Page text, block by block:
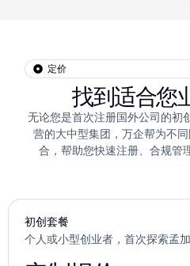
定价
找到适合您
无论您是首次注册国外公司的初
营的大中型集团，万企帮为不
合，帮助您快速注册、合规管
初创套餐
个人或小型创业者，首次探索孟